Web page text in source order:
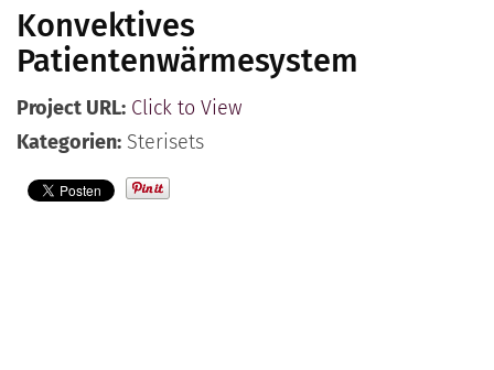
Konvektives
Patientenwärmesystem
Project URL: Click to View
Kategorien: Sterisets